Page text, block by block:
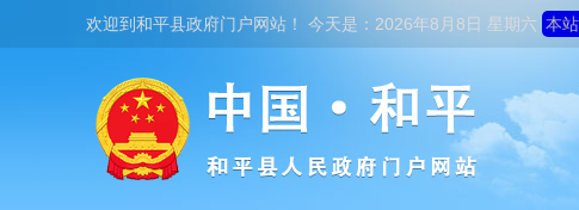
欢迎到和平县政府门户网站 ！ 今天是： 2026年8月8日 星期六 本